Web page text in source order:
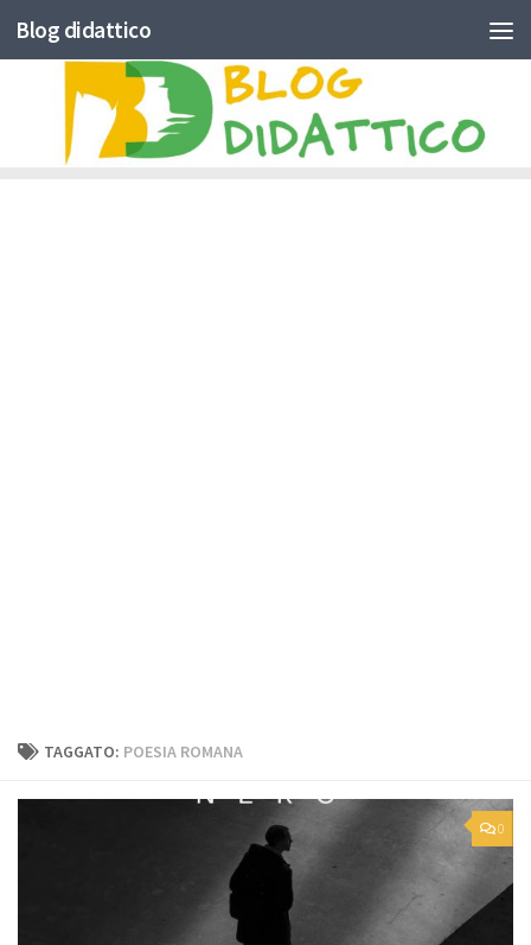
Skip to content
Blog didattico
TAGGATO: POESIA ROMANA
0